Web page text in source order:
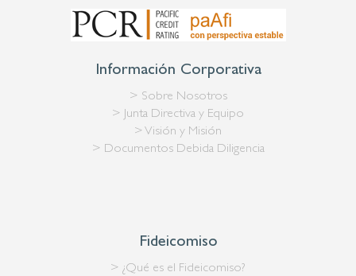
Información Corporativa
> Sobre Nosotros
> Junta Directiva y Equipo
> Visión y Misión
> Documentos Debida Diligencia
Fideicomiso
> ¿Qué es el Fideicomiso?